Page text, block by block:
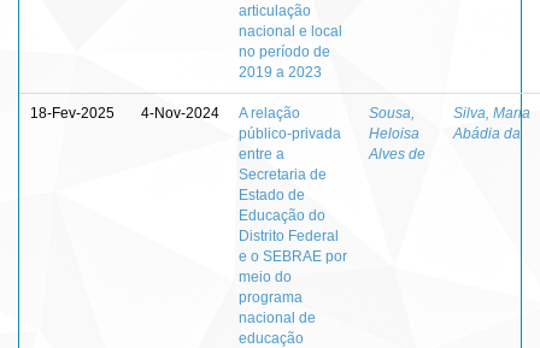
articulação
nacional e local
no período de
2019 a 2023
18-Fev-2025 4-Nov-2024
A relação
público-privada
entre a
Secretaria de
Estado de
Educação do
Distrito Federal
e o SEBRAE por
meio do
programa
nacional de
educação
Sousa,
Heloisa
Alves de
Silva, Maria
Abádia da